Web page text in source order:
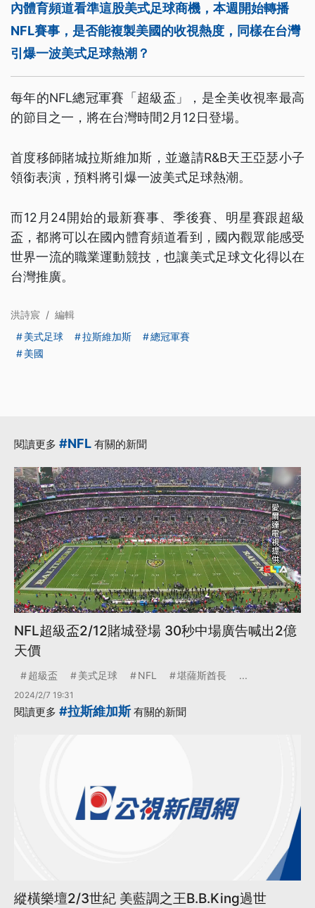
內體育頻道看準這股美式足球商機，本週開始轉播
NFL賽事，是否能複製美國的收視熱度，同樣在台灣
引爆一波美式足球熱潮？
每年的NFL總冠軍賽「超級盃」，是全美收視率最高
的節目之一，將在台灣時間2月12日登場。
首度移師賭城拉斯維加斯，並邀請R&B天王亞瑟小子
領銜表演，預料將引爆一波美式足球熱潮。
而12月24開始的最新賽事、季後賽、明星賽跟超級
盃，都將可以在國內體育頻道看到，國內觀眾能感受
世界一流的職業運動競技，也讓美式足球文化得以在
台灣推廣。
洪詩宸 / 編輯
美式足球
拉斯維加斯
總冠軍賽
美國
閱讀更多 #NFL 有關的新聞
NFL超級盃2/12賭城登場 30秒中場廣告喊出2億
天價
超級盃 美式足球 NFL 堪薩斯酋長 ...
2024/2/7 19:31
閱讀更多 #拉斯維加斯有關的新聞
縱橫樂壇2/3世紀 美藍調之王B.B.King過世